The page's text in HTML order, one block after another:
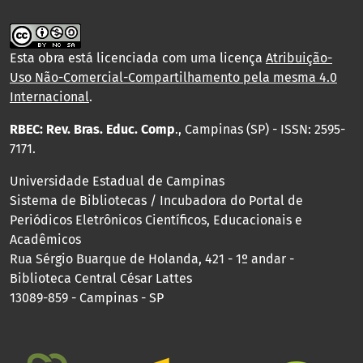
Esta obra está licenciada com uma licença Atribuição-
Uso Não-Comercial-Compartilhamento pela mesma 4.0
Internacional.
RBEC: Rev. Bras. Educ. Comp., Campinas (SP) - ISSN: 2595-
7171.
Universidade Estadual de Campinas
Sistema de Bibliotecas / Incubadora do Portal de
Periódicos Eletrônicos Científicos, Educacionais e
Acadêmicos
Rua Sérgio Buarque de Holanda, 421 - 1º andar -
Biblioteca Central César Lattes
13089-859 - Campinas - SP